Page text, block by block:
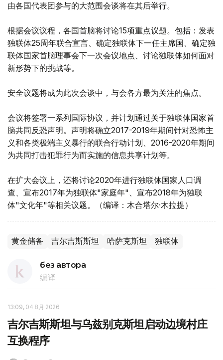
由各国代表团参与的大范围会谈将在其后举行。
根据会议议程，各国首脑将讨论15项重点议题。包括：发表
独联体25周年联合宣言、确定独联体下一任主席国、确定独
联体国家首脑理事会下一次会议地点、讨论独联体如何面对
新形势下的挑战等。
安全议题将成为此次会谈中，与会各方最为关注的焦点。
会议将签署一系列国际协议，并计划通过关于独联体国家首
脑共同反恐声明。声明将确立2017-2019年期间针对恐怖主
义和各类极端主义暴行的联合行动计划、2016-2020年期间
为共同打击犯罪行为而实施的信息共享计划等。
在扩大会议上，还将讨论2020年进行独联体国家人口调
查、宣布2017年为独联体"家庭年"、宣布2018年为独联
体"文化年"等相关议题。（编译：木合塔尔·木拉提）
黄金储备 吉尔吉斯斯坦 哈萨克斯坦 独联体
без автора
编译
13:09, 04 8月 2026
吉尔吉斯斯坦与乌兹别克斯坦启动边境村庄
互换程序